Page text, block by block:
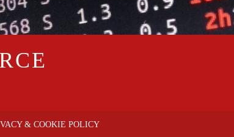
& COOKIE POLICY